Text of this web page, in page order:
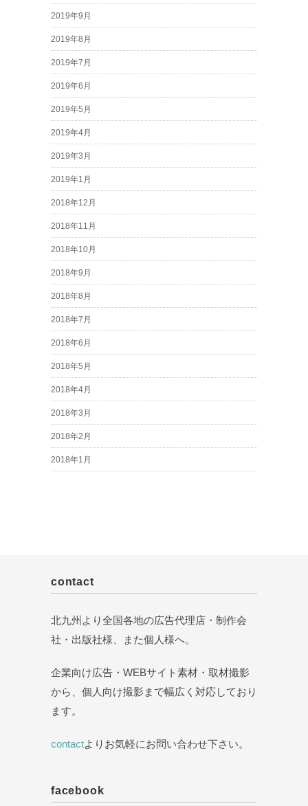
2019年9月
2019年8月
2019年7月
2019年6月
2019年5月
2019年4月
2019年3月
2019年1月
2018年12月
2018年11月
2018年10月
2018年9月
2018年8月
2018年7月
2018年6月
2018年5月
2018年4月
2018年3月
2018年2月
2018年1月
contact
北九州より全国各地の広告代理店・制作会
社・出版社様、また個人様へ。
企業向け広告・WEBサイト素材・取材撮影
から、個人向け撮影まで幅広く対応しており
ます。
contactよりお気軽にお問い合わせ下さい。
facebook